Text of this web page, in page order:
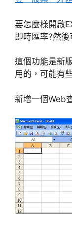
要怎麼樣開啟
即時匯率?然
這個功能是新
用的，可能有
新增一個Web